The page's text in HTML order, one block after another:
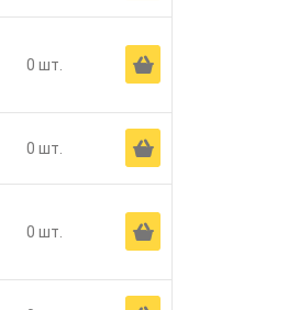
0 шт. Ä
0 шт. Ä
0 шт. Ä